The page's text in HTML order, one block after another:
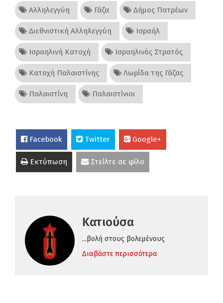
Αλληλεγγύη Γάζα Δήμος Πατρέων
Διεθνιστική Αλληλεγγύη Ισραήλ
Ισραηλινή Κατοχή Ισραηλινός Στρατός
Κατοχή Παλαιστίνης Λωρίδα της Γάζας
Παλαιστίνη Παλαιστίνιοι
Facebook Twitter Google+
Εκτύπωση Στείλτε σε φίλο
Κατιούσα
...βολή στους βολεμένους
Διαβάστε περισσότερα